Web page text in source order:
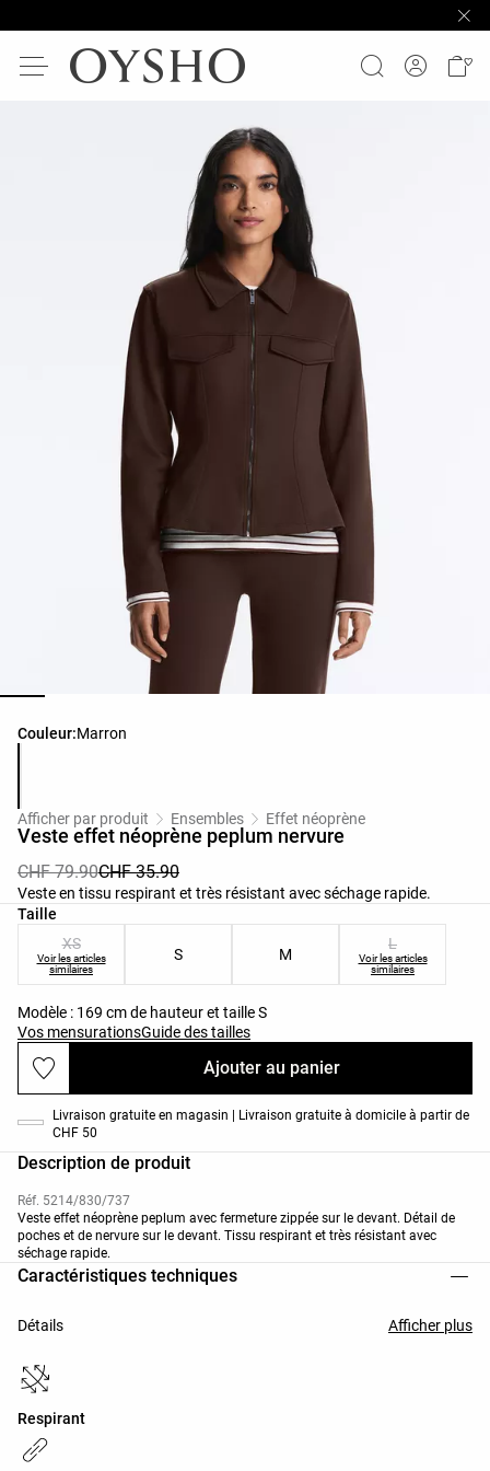
Couleur:Marron
Liste des couleurs du produit
Afficher par produit Ensembles Effet néoprène
Veste effet néoprène peplum nervure
CHF 79.90CHF 35.90
Veste en tissu respirant et très résistant avec séchage rapide.
Taille
Liste des tailles du produit
XS
Voir les articles
similaires
S M
L
Voir les articles
similaires
Modèle : 169 cm de hauteur et taille S
Vos mensurationsGuide des tailles
Ajouter au panier
Livraison gratuite en magasin | Livraison gratuite à domicile à partir de
CHF 50
Description de produit
Réf. 5214/830/737
Veste effet néoprène peplum avec fermeture zippée sur le devant. Détail de
poches et de nervure sur le devant. Tissu respirant et très résistant avec
séchage rapide.
Caractéristiques techniques
Détails Afficher plus
Respirant